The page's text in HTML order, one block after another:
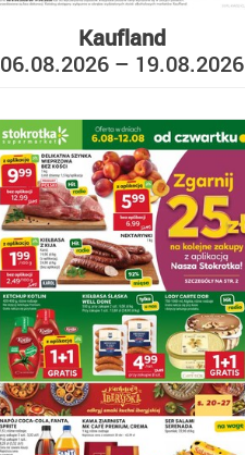
Kaufland
06.08.2026 – 19.08.2026